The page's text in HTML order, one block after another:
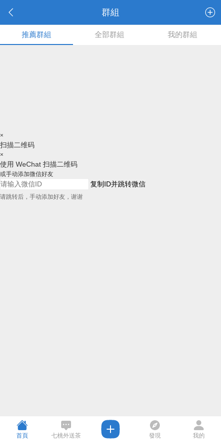
群組
推薦群組 全部群組 我的群組
×
扫描二维码
×
使用 WeChat 扫描二维码
或手动添加微信好友
复制ID并跳转微信
请跳转后，手动添加好友，谢谢
首頁 七桃外送茶 發現 我的